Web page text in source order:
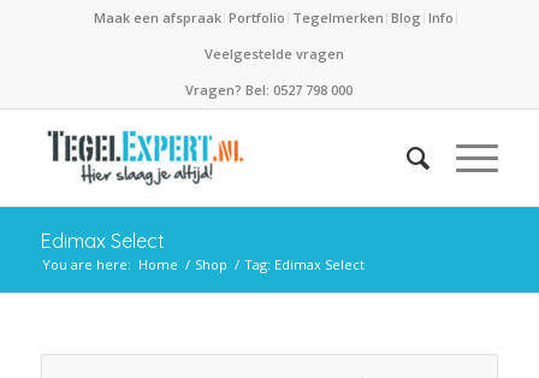
Maak een afspraak Portfolio Tegelmerken Blog Info
Veelgestelde vragen
Vragen? Bel: 0527 798 000
Edimax Select
You are here: Home / Shop / Tag: Edimax Select